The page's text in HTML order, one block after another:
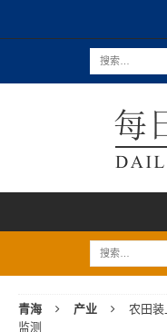
青海 产业
农田装
监测